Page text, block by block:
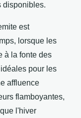
disponibles.
est
lorsque les
à la fonte des
pour les
affluence
flamboyantes,
l'hiver